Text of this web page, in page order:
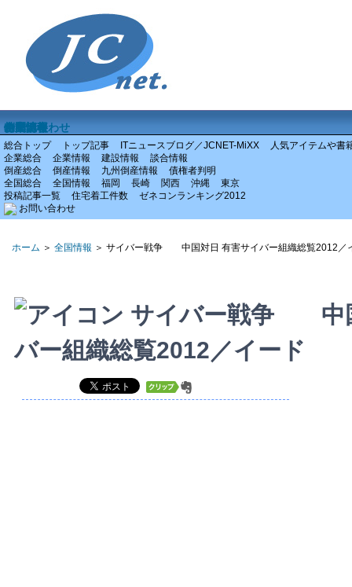
ホーム
企業情報
倒産情報
全国情報
特集記事
お問い合わせ
総合トップ トップ記事 ITニュースブログ／JCNET-MiXX
人気アイテムや書
企業総合
企業情報 建設情報
談合情報
倒産総合
倒産情報 九州倒産情報
債権者判明
全国総合
全国情報 福岡 長崎 関西 沖縄
東京
投稿記事一覧
住宅着工件数
ゼネコンランキング2012
お問い合わせ
ホーム ＞ 全国情報 ＞ サイバー戦争 中国対日 有害サイバー組織総覧2012／
サイバー戦争 中
バー組織総覧2012／イード